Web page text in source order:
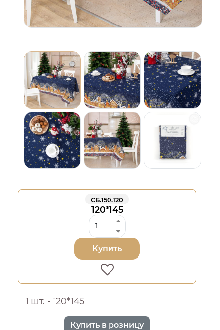
СБ.150.120
120*145
Купить
1 шт. - 120*145
Купить в розницу